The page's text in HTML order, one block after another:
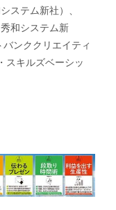
ステム新社）、
和システム新
ンククリエイティ
スキルズベーシッ